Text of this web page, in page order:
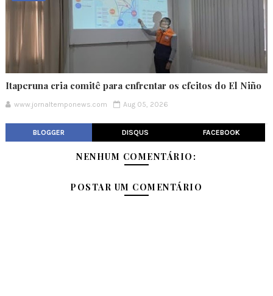
Itaperuna cria comitê para enfrentar os efeitos do El Niño
www.jornaltemponews.com Aug 05, 2026
BLOGGER DISQUS FACEBOOK
NENHUM COMENTÁRIO:
POSTAR UM COMENTÁRIO